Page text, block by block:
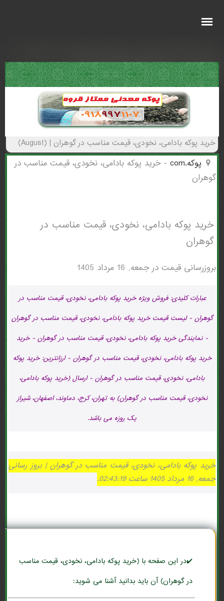
گوهران - (4319)(New - 2026)
خرید پوکه بادامی، نخودی، قیمت مناسب در گوهران | (August)
پوکه.com -خرید پوکه بادامی، نخودی، قیمت مناسب در
گوهران
خرید پوکه بادامی، نخودی، قیمت مناسب در
گوهران
بروزرسانی قیمت درجمعه, 16 مرداد 1405
عبارات کلیدی: فروش ویژه خرید پوکه بادامی، نخودی، قیمت مناسب در
گوهران - لیست قیمت خرید پوکه بادامی، نخودی، قیمت مناسب در گوهران
- نمایندگی خرید پوکه بادامی، نخودی، قیمت مناسب در گوهران - خرید
خرید پوکه بادامی، نخودی، قیمت مناسب در گوهران - ارزانترین: خرید پوکه
بادامی، نخودی، قیمت مناسب در گوهران - ارسال (خرید پوکه بادامی،
نخودی، قیمت مناسب در گوهران) به تهران، کرج، دماوند، اصفهان، شیراز
یک روزه می باشد.
خرید پوکه بادامی، نخودی، قیمت مناسب در گوهران | بروز رسانی
جمعه, 16 مرداد 1405 ساعت 02:43:19.
✔️در این صفحه با (خرید پوکه بادامی، نخودی، قیمت مناسب
در گوهران) آن باید بدانید آشنا می شوید: